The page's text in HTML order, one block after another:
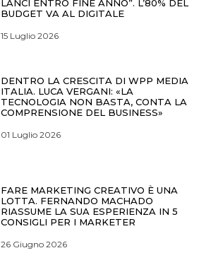
LANCI ENTRO FINE ANNO”. L’80% DEL
BUDGET VA AL DIGITALE
15 Luglio 2026
DENTRO LA CRESCITA DI WPP MEDIA
ITALIA. LUCA VERGANI: «LA
TECNOLOGIA NON BASTA, CONTA LA
COMPRENSIONE DEL BUSINESS»
01 Luglio 2026
FARE MARKETING CREATIVO È UNA
LOTTA. FERNANDO MACHADO
RIASSUME LA SUA ESPERIENZA IN 5
CONSIGLI PER I MARKETER
26 Giugno 2026